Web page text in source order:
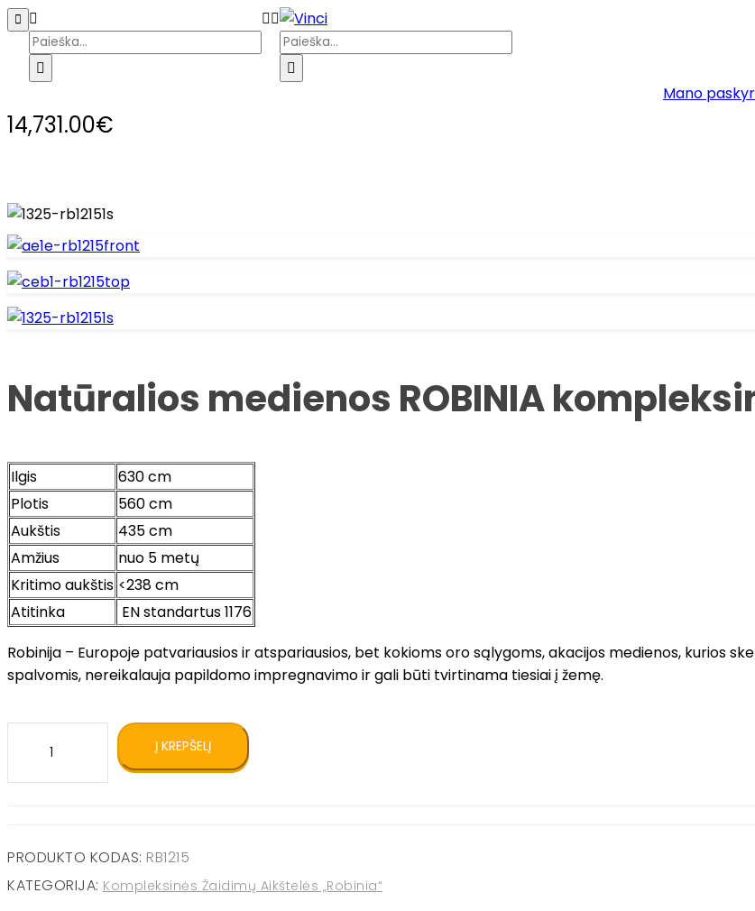
Mano
Natūralios medienos ROBINIA
14,731.00€
Ilgis
630 cm
Plotis
560 cm
Aukštis
435 cm
Amžius
nuo 5 metų
Kritimo aukštis <238 cm
Atitinka
EN standartus 1176
Robinija – Europoje patvariausios ir atspariausios, bet kokioms oro sąlygoms, akacijos medienos, kurios
spalvomis, nereikalauja papildomo impregnavimo ir gali būti tvirtinama tiesiai į žemę.
Natūralios
medienos
ROBINIA
aikštelė
RB1215
Į KREPŠELĮ
PRODUKTO KODAS: RB1215
KATEGORIJA: Kompleksinės Žaidimų Aikštelės „Robinia“